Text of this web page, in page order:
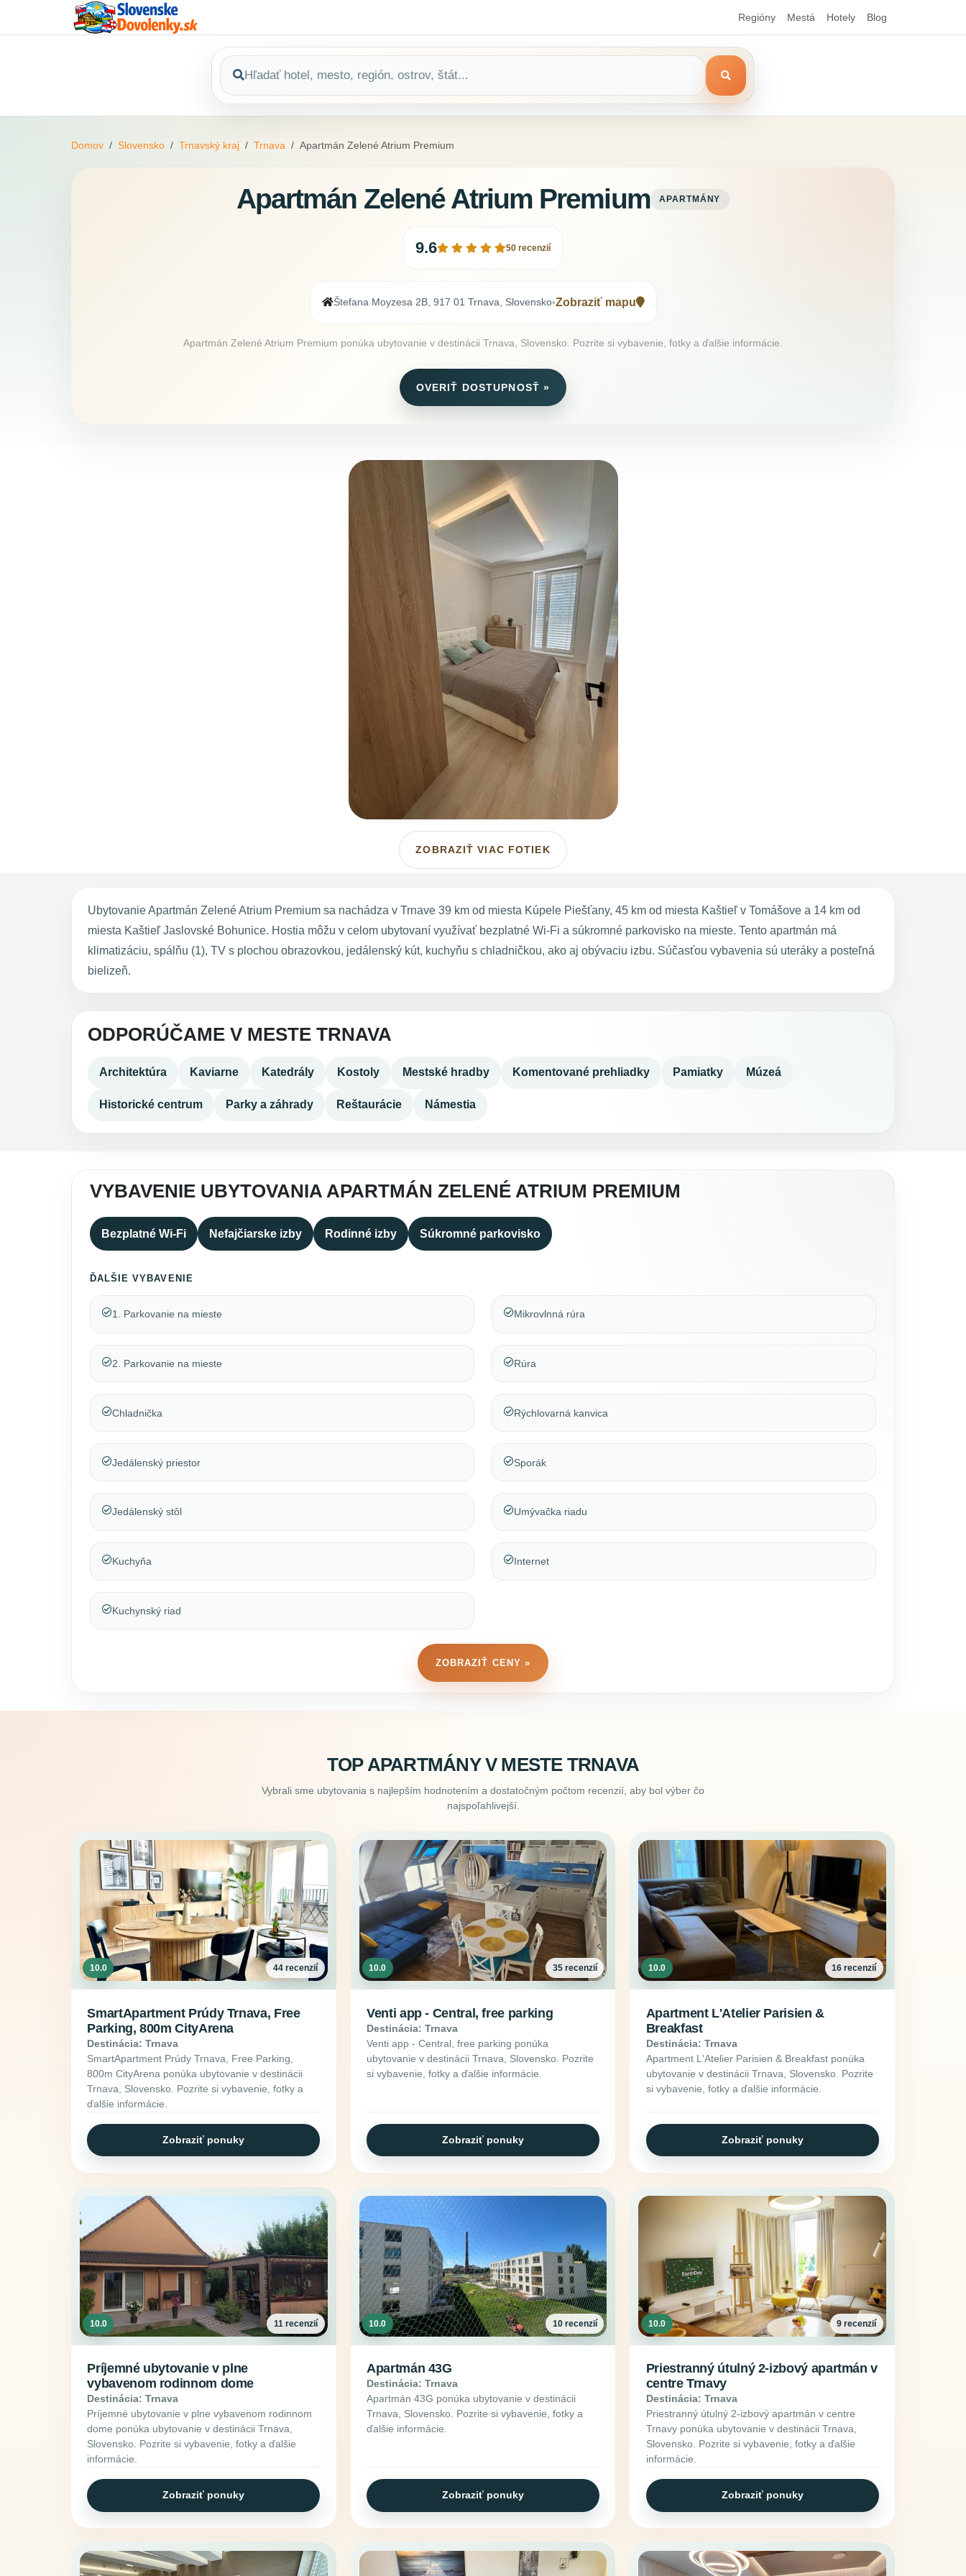
Regióny Mestá Hotely Blog
Domov Slovensko Trnavský kraj Trnava Apartmán Zelené Atrium Premium
Apartmán Zelené Atrium Premium APARTMÁNY
9.6 50 recenzií
Štefana Moyzesa 2B, 917 01 Trnava, Slovensko•Zobraziť mapu
Apartmán Zelené Atrium Premium ponúka ubytovanie v destinácii Trnava, Slovensko. Pozrite si vybavenie, fotky a ďalšie informácie.
OVERIŤ DOSTUPNOSŤ »
ZOBRAZIŤ VIAC FOTIEK
Ubytovanie Apartmán Zelené Atrium Premium sa nachádza v Trnave 39 km od miesta Kúpele Piešťany, 45 km od miesta Kaštieľ v Tomášove a 14 km od
miesta Kaštieľ Jaslovské Bohunice. Hostia môžu v celom ubytovaní využívať bezplatné Wi-Fi a súkromné parkovisko na mieste. Tento apartmán má
klimatizáciu, spálňu (1), TV s plochou obrazovkou, jedálenský kút, kuchyňu s chladničkou, ako aj obývaciu izbu. Súčasťou vybavenia sú uteráky a posteľná
bielizeň.
ODPORÚČAME V MESTE TRNAVA
Architektúra Kaviarne Katedrály Kostoly Mestské hradby Komentované prehliadky Pamiatky Múzeá
Historické centrum Parky a záhrady Reštaurácie Námestia
VYBAVENIE UBYTOVANIA APARTMÁN ZELENÉ ATRIUM PREMIUM
Bezplatné Wi-Fi Nefajčiarske izby Rodinné izby Súkromné parkovisko
ĎALŠIE VYBAVENIE
1. Parkovanie na mieste
2. Parkovanie na mieste
Chladnička
Jedálenský priestor
Jedálenský stôl
Kuchyňa
Kuchynský riad
Mikrovlnná rúra
Rúra
Rýchlovarná kanvica
Sporák
Umývačka riadu
Internet
ZOBRAZIŤ CENY »
TOP APARTMÁNY V MESTE TRNAVA
Vybrali sme ubytovania s najlepším hodnotením a dostatočným počtom recenzií, aby bol výber čo
najspoľahlivejší.
10.0 44 recenzií
SmartApartment Prúdy Trnava, Free
Parking, 800m CityArena
Destinácia: Trnava
SmartApartment Prúdy Trnava, Free Parking,
800m CityArena ponúka ubytovanie v destinácii
Trnava, Slovensko. Pozrite si vybavenie, fotky a
ďalšie informácie.
Zobraziť ponuky
10.0 35 recenzií
Venti app - Central, free parking
Destinácia: Trnava
Venti app - Central, free parking ponúka
ubytovanie v destinácii Trnava, Slovensko. Pozrite
si vybavenie, fotky a ďalšie informácie.
Zobraziť ponuky
10.0 16 recenzií
Apartment L'Atelier Parisien &
Breakfast
Destinácia: Trnava
Apartment L'Atelier Parisien & Breakfast ponúka
ubytovanie v destinácii Trnava, Slovensko. Pozrite
si vybavenie, fotky a ďalšie informácie.
Zobraziť ponuky
10.0 11 recenzií
Príjemné ubytovanie v plne
vybavenom rodinnom dome
Destinácia: Trnava
Príjemné ubytovanie v plne vybavenom rodinnom
dome ponúka ubytovanie v destinácii Trnava,
Slovensko. Pozrite si vybavenie, fotky a ďalšie
informácie.
Zobraziť ponuky
10.0 10 recenzií
Apartmán 43G
Destinácia: Trnava
Apartmán 43G ponúka ubytovanie v destinácii
Trnava, Slovensko. Pozrite si vybavenie, fotky a
ďalšie informácie.
Zobraziť ponuky
10.0 9 recenzií
Priestranný útulný 2-izbový apartmán v
centre Trnavy
Destinácia: Trnava
Priestranný útulný 2-izbový apartmán v centre
Trnavy ponúka ubytovanie v destinácii Trnava,
Slovensko. Pozrite si vybavenie, fotky a ďalšie
informácie.
Zobraziť ponuky